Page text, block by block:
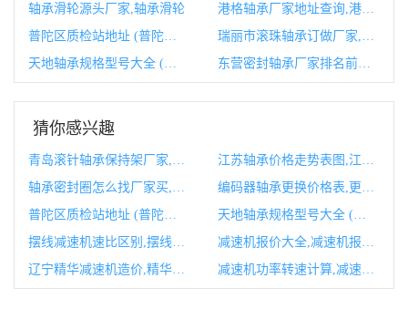
轴承滑轮源头厂家,轴承滑轮
港格轴承厂家地址查询,港格轴承厂家地址查询官网
东营密封轴承厂家排名前十 (东营密封轴承厂家)
猜你感兴趣
天地轴承规格型号大全 (天地轴承规格尺寸表)
减速机功率转速计算,减速机功率与扭矩计算公式